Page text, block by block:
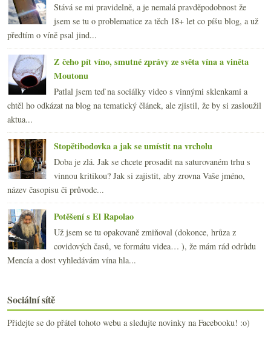
Stává se mi pravidelně, a je nemalá pravděpodobnost že
jsem se tu o problematice za těch 18+ let co píšu blog, a už
předtím o víně psal jind...
Z čeho pít víno, smutné zprávy ze světa vína a viněta
Moutonu
Patlal jsem teď na sociálky video s vinnými sklenkami a
chtěl ho odkázat na blog na tematický článek, ale zjistil, že by si zasloužil
aktua...
Stopětibodovka a jak se umístit na vrcholu
Doba je zlá. Jak se chcete prosadit na saturovaném trhu s
vinnou kritikou? Jak si zajistit, aby zrovna Vaše jméno,
název časopisu či průvodc...
Potěšení s El Rapolao
Už jsem se tu opakovaně zmiňoval (dokonce, hrůza z
covidových časů, ve formátu videa… ), že mám rád odrůdu
Mencía a dost vyhledávám vína hla...
Sociální sítě
Přidejte se do přátel tohoto webu a sledujte novinky na Facebooku! :o)